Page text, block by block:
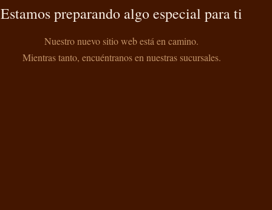
Estamos preparando algo especial para ti
Nuestro nuevo sitio web está en camino.
Mientras tanto, encuéntranos en nuestras sucursales.